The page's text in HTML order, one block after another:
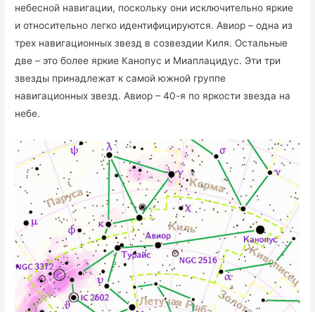
небесной навигации, поскольку они исключительно яркие
и относительно легко идентифицируются. Авиор – одна из
трех навигационных звезд в созвездии Киля. Остальные
две – это более яркие Канопус и Миаплацидус. Эти три
звезды принадлежат к самой южной группе
навигационных звезд. Авиор – 40-я по яркости звезда на
небе.